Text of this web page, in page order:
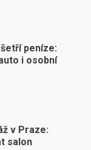
peníze:
i osobní
v Praze:
salon